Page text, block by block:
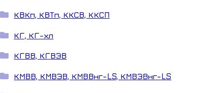
КВКп, КВТп, ККСВ, ККСП
КГ, КГ-хл
КГВВ, КГВЭВ
КМВВ, КМВЭВ, КМВВнг-LS, КМВЭВнг-LS